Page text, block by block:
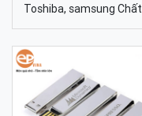
Toshiba, samsung Chất
liệu Pha lê Dung lượng
64gb... USB pha lê 01 -
Cung cấp USB pha lê cao
cấp làm quà tặng khách
hàng